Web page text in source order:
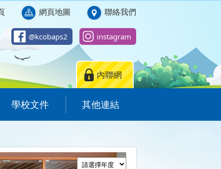
網頁地圖 聯絡我們
@kcobaps2 instagram
內聯網
學校文件 其他連結